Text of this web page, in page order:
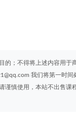
；不得将上述内容用于
我们将第一时
慎使用，本站不出售课